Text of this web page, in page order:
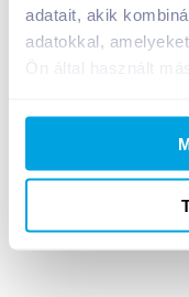
adatait, akik
adatokkal,
Bevásárlólistához